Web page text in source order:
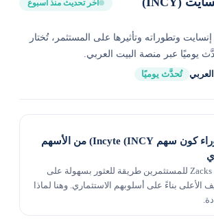
آخر تحديث منذ أسبوع
وتطوراته وتأثيرها على المستثمر، تُختار
يوميًا عبر منصة البيت العربي.
تُحدَّث يوميًا
هذا هو السبب وراء كون سهم Incyte (INCY) من الأسهم
تقدم Zacks Style Scores للمستثمرين طريقة للعثور بسهولة على
الأعلى بناءً على أسلوبهم الاستثماري. وهنا لماذا